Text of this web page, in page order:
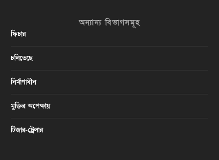
অন্যান্য বিভাগসমূহ
ফিচার
চলিতেছে
নির্মাণাধীন
মুক্তির অপেক্ষায়
টিজার-ট্রেলার